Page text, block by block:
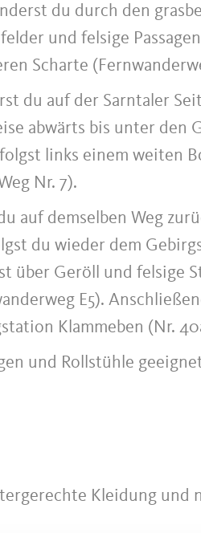
du durch den
und felsige
Scharte
du auf der Sarntaler
abwärts bis unter den
links einem weiten
Nr. 7).
auf demselben Weg
du wieder dem
über Geröll und felsige
E5).
Klammeben (Nr.
und Rollstühle
Kleidung und